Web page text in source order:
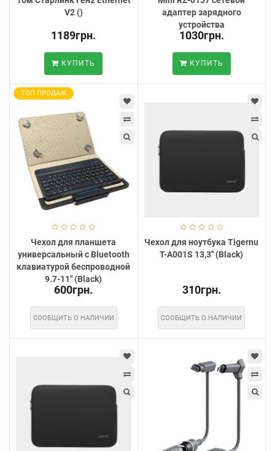
V2 ()
1189грн.
КУПИТЬ
адаптер зарядного
устройства
1030грн.
КУПИТЬ
ТОП ПРОДАЖ
Чехол для планшета
универсальный с Bluetooth
клавиатурой беспроводной
9.7-11" (Black)
600грн.
СООБЩИТЬ О НАЛИЧИИ
Чехол для ноутбука Tigernu
T-A001S 13,3'' (Black)
310грн.
СООБЩИТЬ О НАЛИЧИИ